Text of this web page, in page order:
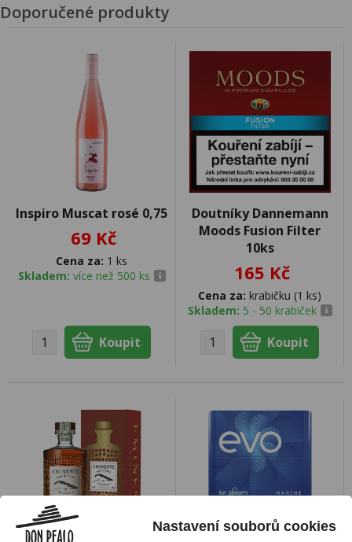
Doporučené produkty
Inspiro Muscat rosé 0,75
69 Kč
Cena za: 1 ks
Skladem: více než 500 ks
Doutníky Dannemann
Moods Fusion Filter
10ks
165 Kč
Cena za: krabičku (1 ks)
Skladem: 5 - 50 krabiček
Nastavení souborů cookies